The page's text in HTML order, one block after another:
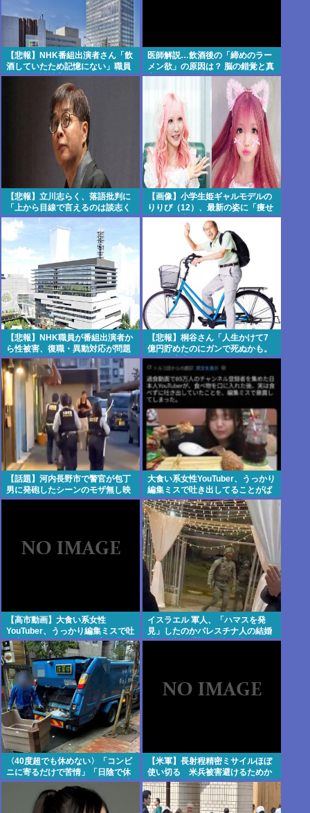
【悲報】NHK番組出演者さん「飲
酒していたため記憶にない」職員
さんへの性被害が発
覚・・・・・・・・・
医師解説…飲酒後の「締めのラー
メン欲」の原因は？ 脳の錯覚と真
実 [8/5]
【悲報】立川志らく、落語批判に
「上から目線で言えるのは談志く
らい」とピシャリ
【画像】小学生姫ギャルモデルの
りりぴ（12）、最新の姿に「痩せ
すぎ」と心配の声
【悲報】NHK職員が番組出演者か
ら性被害、復職・異動対応が問題
に
【悲報】桐谷さん「人生かけて7
億円貯めたのにガンで死ぬかも。
もっと素直に遊べばよかった」
【話題】河内長野市で警官が包丁
男に発砲したシーンのモザ無し映
像が公開される。
大食い系女性YouTuber、うっかり
編集ミスで吐き出してることがば
れてしまう 海外でも炎上
【高市動画】大食い系女性
YouTuber、うっかり編集ミスで吐
き出してる所のカットを忘れ大炎
上 海外でも拡散
イスラエル 軍人、「ハマスを発
見」したのかパレスチナ人の結婚
式に乱入、手榴弾を投げ込んで炸
〈40度超でも休めない〉「コンビ
ニに寄るだけで苦情」「日陰で休
むとサボり」ごみ収集員を追い詰
める“周囲の目”
【米軍】長射程精密ミサイルほぼ
使い切る 米兵被害避けるためか